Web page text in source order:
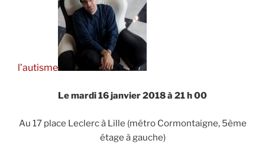
! »
l’autisme
Le mardi 16 janvier 2018 à 21 h 00
Au 17 place Leclerc à Lille (métro Cormontaigne, 5ème
étage à gauche)